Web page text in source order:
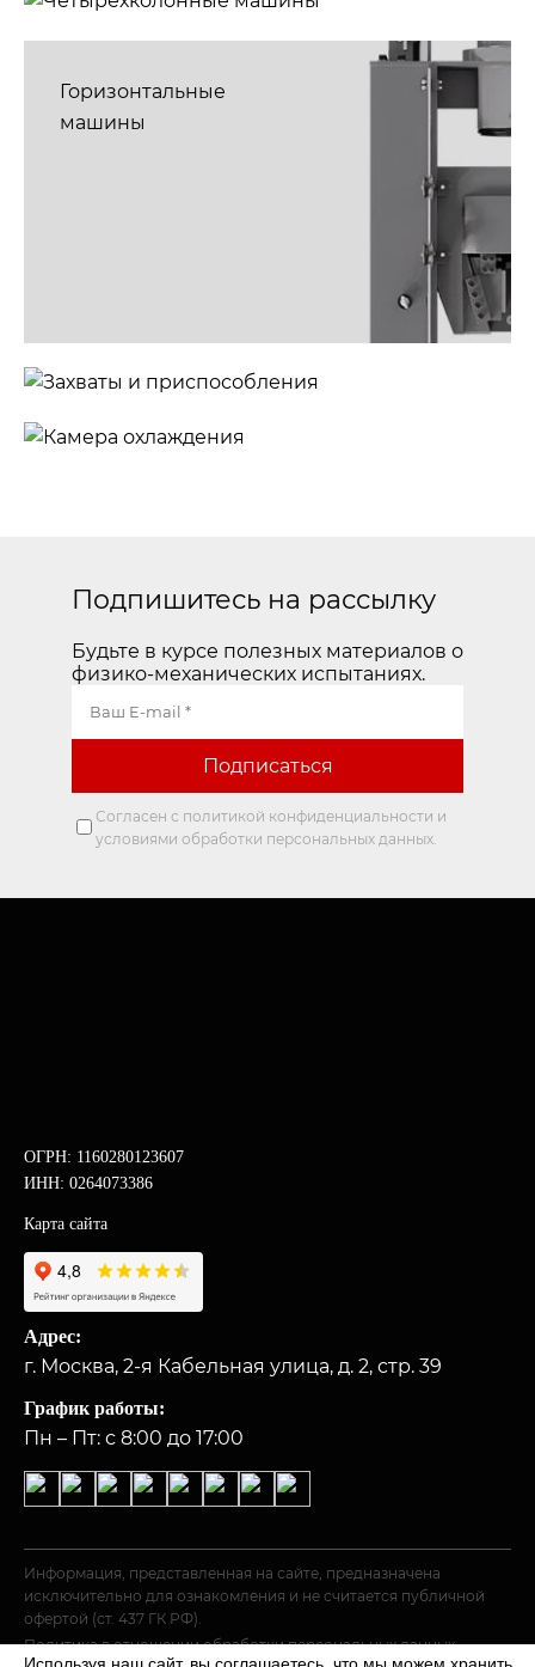
машины
Четырехколонные
Горизонтальные
машины
приспособления
Подпишитесь на рассылку
Будьте в курсе полезных материалов о
физико-механических испытаниях.
Согласен с политикой конфиденциальности и
условиями обработки персональных данных.
ОГРН: 1160280123607
ИНН: 0264073386
Карта сайта
Адрес:
г. Москва, 2-я Кабельная улица, д. 2, стр. 39
График работы:
Пн – Пт: с 8:00 до 17:00
Информация, представленная на сайте, предназначена
исключительно для ознакомления и не считается публичной
офертой (ст. 437 ГК РФ).
Политика в отношении обработки персональных данных